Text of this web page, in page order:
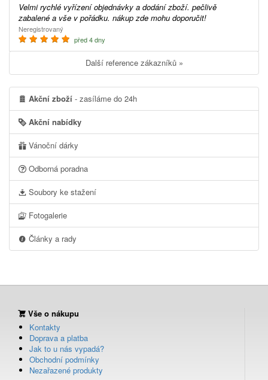
Velmi rychlé vyřízení objednávky a dodání zboží. pečlivě
zabalené a vše v pořádku. nákup zde mohu doporučit!
Neregistrovaný
před 4 dny
Další reference zákazníků »
Akční zboží - zasíláme do 24h
Akční nabídky
Vánoční dárky
Odborná poradna
Soubory ke stažení
Fotogalerie
Články a rady
Vše o nákupu
Kontakty
Doprava a platba
Jak to u nás vypadá?
Obchodní podmínky
Nezařazené produkty